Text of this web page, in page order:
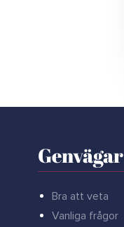
Genvägar
Bra att veta
Vanliga frågor